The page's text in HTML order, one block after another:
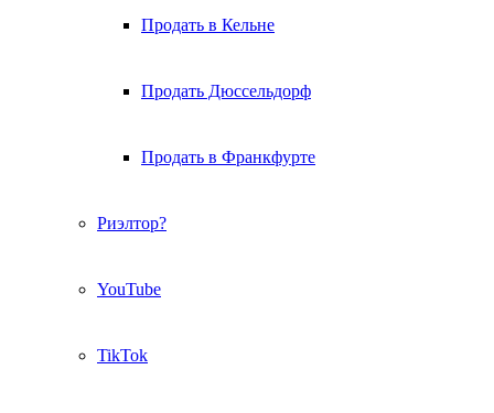
Продать в Кельне
Продать Дюссельдорф
Продать в Франкфурте
Риэлтор?
YouTube
TikTok